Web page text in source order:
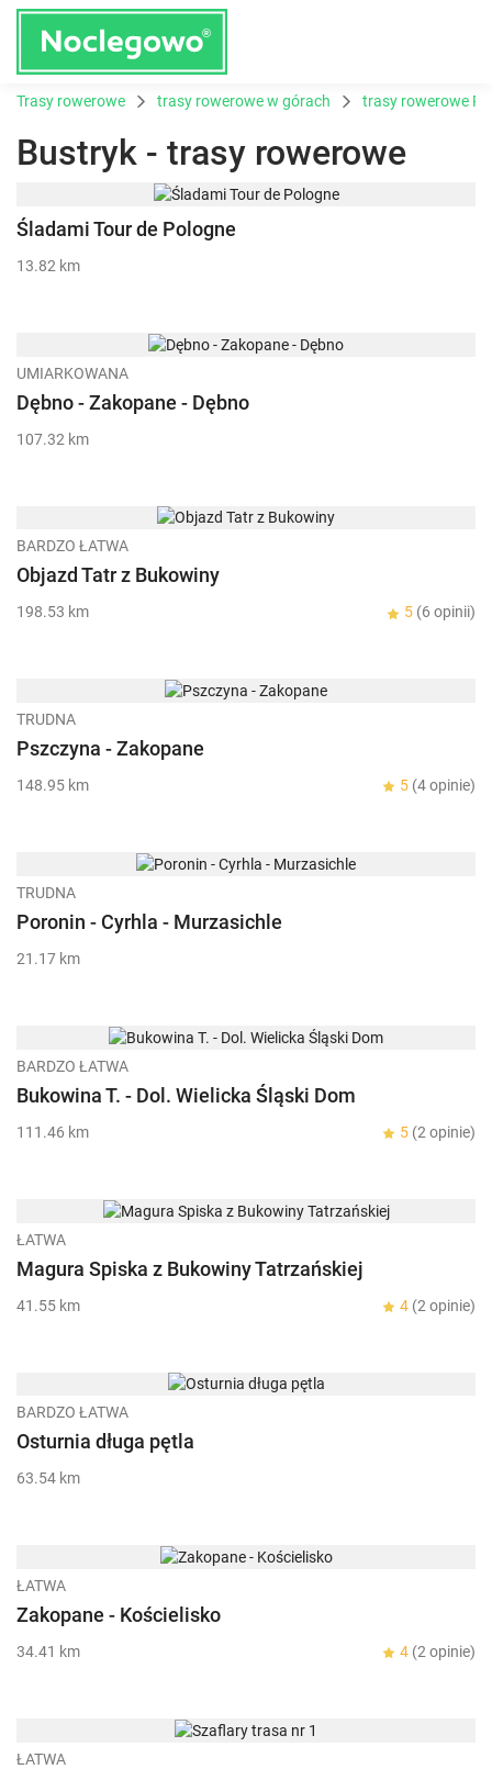
Trasy rowerowe trasy rowerowe w górach trasy rowerowe
Bustryk - trasy rowerowe
Śladami Tour de Pologne
13.82 km
UMIARKOWANA
Dębno - Zakopane - Dębno
107.32 km
BARDZO ŁATWA
Objazd Tatr z Bukowiny
198.53 km 5 (6 opinii)
TRUDNA
Pszczyna - Zakopane
148.95 km 5 (4 opinie)
TRUDNA
Poronin - Cyrhla - Murzasichle
21.17 km
BARDZO ŁATWA
Bukowina T. - Dol. Wielicka Śląski Dom
111.46 km 5 (2 opinie)
ŁATWA
Magura Spiska z Bukowiny Tatrzańskiej
41.55 km 4 (2 opinie)
BARDZO ŁATWA
Osturnia długa pętla
63.54 km
ŁATWA
Zakopane - Kościelisko
34.41 km 4 (2 opinie)
ŁATWA